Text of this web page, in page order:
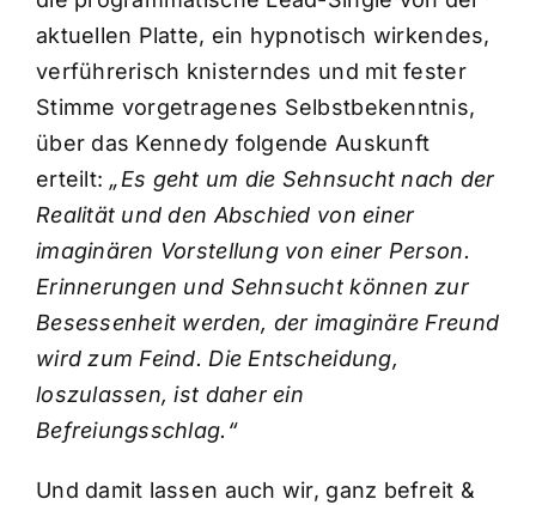
aktuellen Platte, ein hypnotisch wirkendes,
verführerisch knisterndes und mit fester
Stimme vorgetragenes Selbstbekenntnis,
über das Kennedy folgende Auskunft
erteilt: „Es geht um die Sehnsucht nach der
Realität und den Abschied von einer
imaginären Vorstellung von einer Person.
Erinnerungen und Sehnsucht können zur
Besessenheit werden, der imaginäre Freund
wird zum Feind. Die Entscheidung,
loszulassen, ist daher ein
Befreiungsschlag.“
Und damit lassen auch wir, ganz befreit &